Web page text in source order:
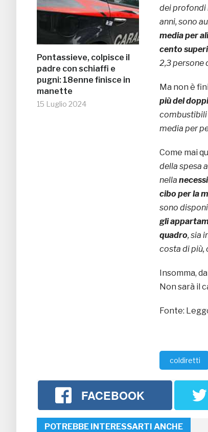
Pontassieve, colpisce il
padre con schiaffi e
pugni: 18enne finisce in
manette
15 Luglio 2024
dei profondi
anni, sono
media per
cento
2,3 persone
Ma non è
più del
combustibili
media per
Come mai
della spesa
nella
cibo per la
sono
gli
quadro, sia
costa di più,
Insomma,
Non sarà il
Fonte:
coldiretti
FACEBOOK
POTREBBE INTERESSARTI ANCHE